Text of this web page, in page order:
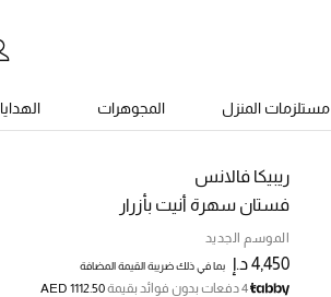
مستلزمات المنزل المجوهرات الهدايا
ريبيكا فالانس
فستان سهرة أنيت بأزرار
الموسم الجديد
4,450 د.إ بما في ذلك ضريبة القيمة المضافة
4 دفعات بدون فوائد بقيمة
AED 1112.50